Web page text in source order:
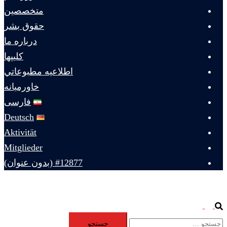
متخصصين
حقوق بشر
درباره ما
كليپها
اطلاعيه مطبوعاتي
خاورميانه
فارسی
Deutsch
Aktivität
Mitglieder
#12877 (بدون عنوان)
Search
menuجستجو